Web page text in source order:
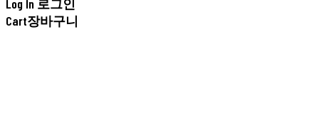
Log In 로그인
Cart장바구니